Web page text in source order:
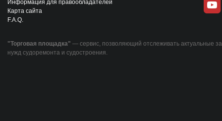
Информация для правообладателей
Карта сайта
F.A.Q.
"Торговая площадка" — сервис, позволяющий отслеживать актуальные
нужд судоремонта и судостроения.